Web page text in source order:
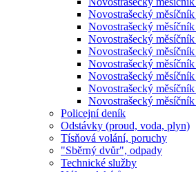
Novostrašecký
Novostrašecký
Novostrašecký
Novostrašecký
Novostrašecký měsíčník
Novostrašecký
Novostrašecký
Novostrašecký
Policejní deník
Odstávky (proud, voda, plyn)
Tísňová volání, poruchy
"Sběrný dvůr", odpady
Technické služby